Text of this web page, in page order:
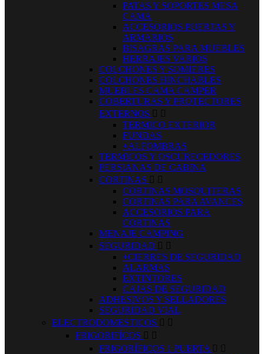
PATAS Y SOPORTES MESA
CAMA
ACCESORIOS PUERTAS Y
ARMARIOS
BISAGRAS PARA MUEBLES
HERRAJES VARIOS
COLCHONES Y SOMIERES
COLCHONES HINCHABLES
MUEBLES CAMA CAMPER
COBERTURAS Y PROTECTORES
EXTERNOS  
TERMICO EXTERIOR
FUNDAS
+ALFOMBRAS
TERMICOS Y OSCURECEDORES
PERSIANAS DE CABINA
CORTINAS  
CORTINAS MOSQUITERAS
CORTINAS PARA AVANCES
ACCESORIOS PARA
CORTINAS
MENAJE CAMPING
SEGURIDAD  
+CIERRES DE SEGURIDAD
ALARMAS
EXTINTORES
CAJAS DE SEGURIDAD
ADHESIVOS Y SELLADORES
SEGURIDAD VIAL
ELECTRODOMESTICOS  
FRIGORIFÍCOS  
FRIGORÍFICOS 1 PUERTA  